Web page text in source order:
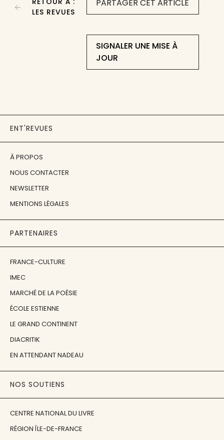
PARTAGER CET ARTICLE
SIGNALER UNE MISE À
JOUR
LES REVUES
ENT'REVUES
À PROPOS
NOUS CONTACTER
NEWSLETTER
MENTIONS LÉGALES
PARTENAIRES
FRANCE-CULTURE
IMEC
MARCHÉ DE LA POÉSIE
ÉCOLE ESTIENNE
LE GRAND CONTINENT
DIACRITIK
EN ATTENDANT NADEAU
NOS SOUTIENS
CENTRE NATIONAL DU LIVRE
RÉGION ÎLE-DE-FRANCE